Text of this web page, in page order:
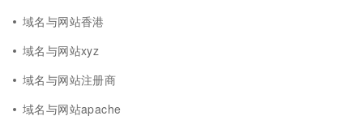
域名与网站香港
域名与网站xyz
域名与网站注册商
域名与网站apache